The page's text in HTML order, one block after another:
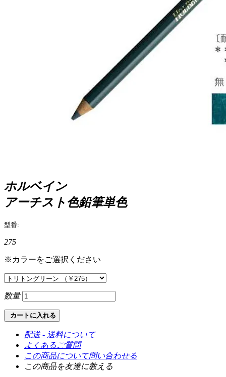
ホルベイン
アーチスト色鉛筆単色
型番:
275
※カラーをご選択ください
数量
カートに入れる
配送 - 送料について
よくあるご質問
この商品について問い合わせる
この商品を友達に教える